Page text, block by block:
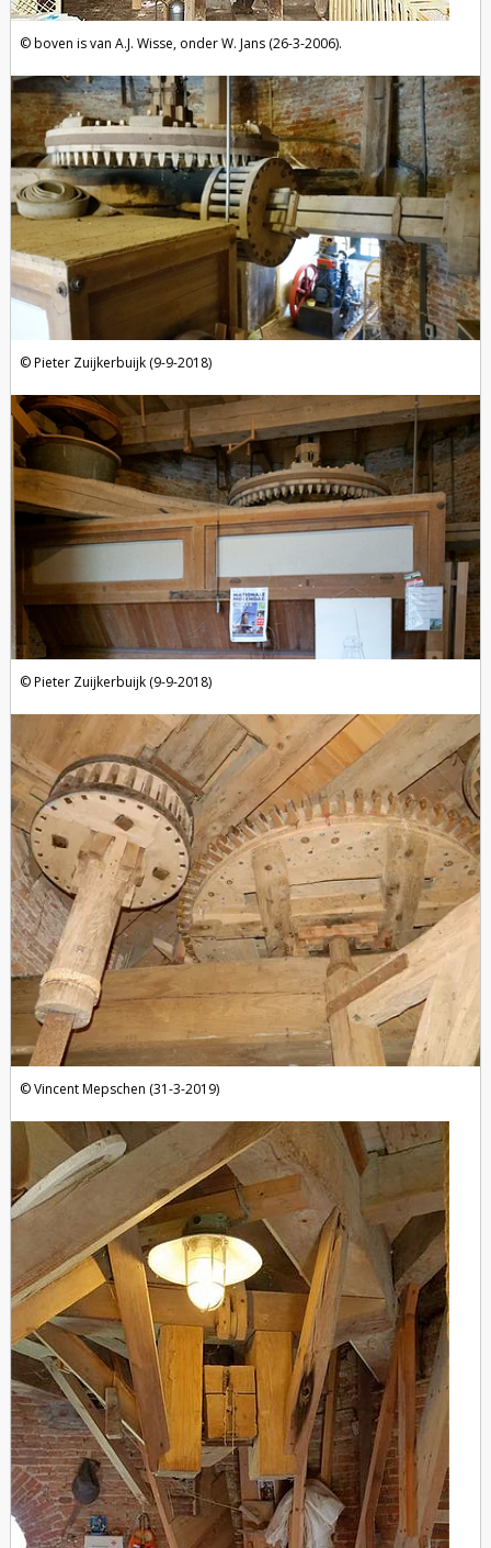
boven is van A.J. Wisse, onder W. Jans (26-3-2006).
Pieter Zuijkerbuijk (9-9-2018)
Pieter Zuijkerbuijk (9-9-2018)
Vincent Mepschen (31-3-2019)